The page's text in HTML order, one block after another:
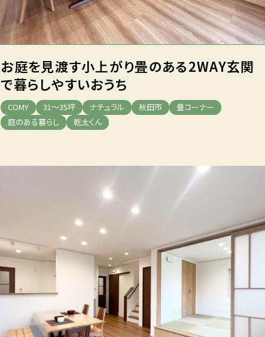
お庭を見渡す小上がり畳のある2WAY玄関
で暮らしやすいおうち
COMY 31～35坪 ナチュラル 秋田市
畳コーナー
庭のある暮らし
乾太くん